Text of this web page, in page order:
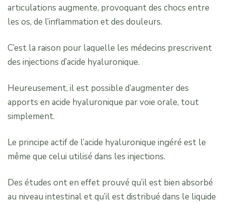
articulations augmente, provoquant des chocs entre
les os, de l’inflammation et des douleurs.
C’est la raison pour laquelle les médecins prescrivent
des injections d’acide hyaluronique.
Heureusement, il est possible d’augmenter des
apports en acide hyaluronique par voie orale, tout
simplement.
Le principe actif de l’acide hyaluronique ingéré est le
même que celui utilisé dans les injections.
Des études ont en effet prouvé qu’il est bien absorbé
au niveau intestinal et qu’il est distribué dans le liquide